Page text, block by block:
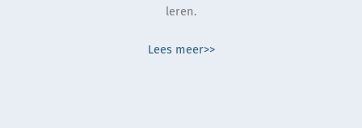
leren.
Lees meer>>